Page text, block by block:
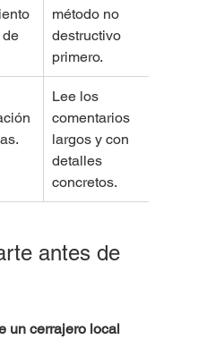
de
método no
destructivo
primero.
Lee los
comentarios
largos y con
detalles
concretos.
antes de
un cerrajero local